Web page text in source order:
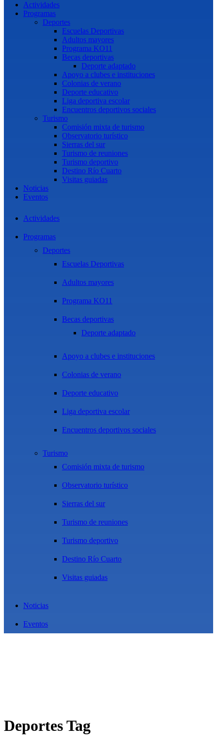
Actividades
Programas
Deportes
Escuelas Deportivas
Adultos mayores
Programa KO11
Becas deportivas
Deporte adaptado
Apoyo a clubes e instituciones
Colonias de verano
Deporte educativo
Liga deportiva escolar
Encuentros deportivos sociales
Turismo
Comisión mixta de turismo
Observatorio turístico
Sierras del sur
Turismo de reuniones
Turismo deportivo
Destino Río Cuarto
Visitas guiadas
Noticias
Eventos
Actividades
Programas
Deportes
Escuelas Deportivas
Adultos mayores
Programa KO11
Becas deportivas
Deporte adaptado
Apoyo a clubes e instituciones
Colonias de verano
Deporte educativo
Liga deportiva escolar
Encuentros deportivos sociales
Turismo
Comisión mixta de turismo
Observatorio turístico
Sierras del sur
Turismo de reuniones
Turismo deportivo
Destino Río Cuarto
Visitas guiadas
Noticias
Eventos
Deportes Tag